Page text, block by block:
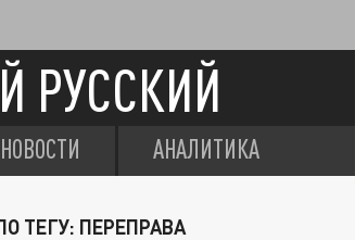
РУССКИЙ
НОВОСТИ АНАЛИТИКА
ТЕГУ: ПЕРЕПРАВА